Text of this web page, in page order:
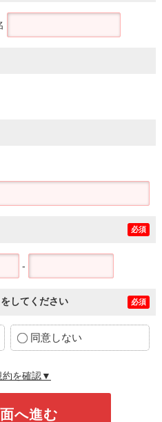
必須
-
してください 必須
同意しない
約を確認▼